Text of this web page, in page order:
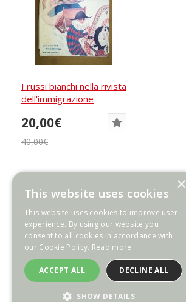
I russi bianchi nella rivista
dell'immigrazione
20,00€
40,00€
Risultati 1-11 di 11 (1 Pagine)
CATEGORIE
INFORMAZIONI
ULTIMI ARRIVI
×
This website uses cookies
This website uses cookies to improve user
experience. By using our website you
consent to all cookies in accordance with
our Cookie Policy. Read more
ACCEPT ALL DECLINE ALL
SHOW DETAILS